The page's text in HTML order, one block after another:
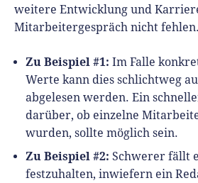
weitere Entwicklung und
Mitarbeitergespräch nicht fehlen.
Zu Beispiel #1: Im Falle
Werte kann dies schlichtweg
abgelesen werden. Ein
darüber, ob einzelne
wurden, sollte möglich sein.
Zu Beispiel #2: Schwerer fällt
festzuhalten, inwiefern ein